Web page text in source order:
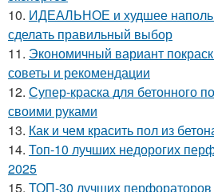
10. ИДЕАЛЬНОЕ и худшее
сделать правильный выбор
11. Экономичный вариант
советы и рекомендации
12. Супер-краска для бетонного
своими руками
13. Как и чем красить пол из
14. Топ-10 лучших недорогих
2025
15. ТОП-30 лучших